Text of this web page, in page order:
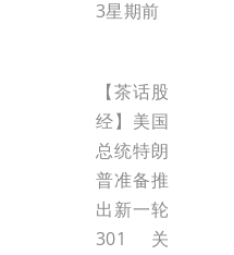
3星期前
【茶话股
经】美国
总统特朗
普准备推
出新一轮
301关